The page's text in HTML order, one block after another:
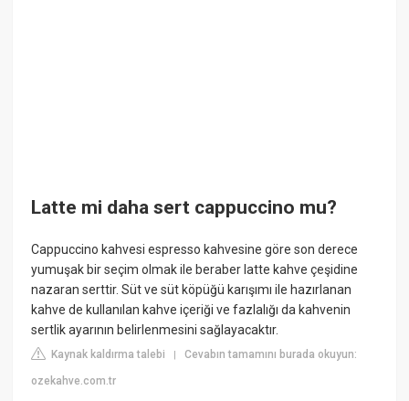
Latte mi daha sert cappuccino mu?
Cappuccino kahvesi espresso kahvesine göre son derece
yumuşak bir seçim olmak ile beraber latte kahve çeşidine
nazaran serttir. Süt ve süt köpüğü karışımı ile hazırlanan
kahve de kullanılan kahve içeriği ve fazlalığı da kahvenin
sertlik ayarının belirlenmesini sağlayacaktır.
Kaynak kaldırma talebi |Cevabın tamamını burada okuyun:
ozekahve.com.tr